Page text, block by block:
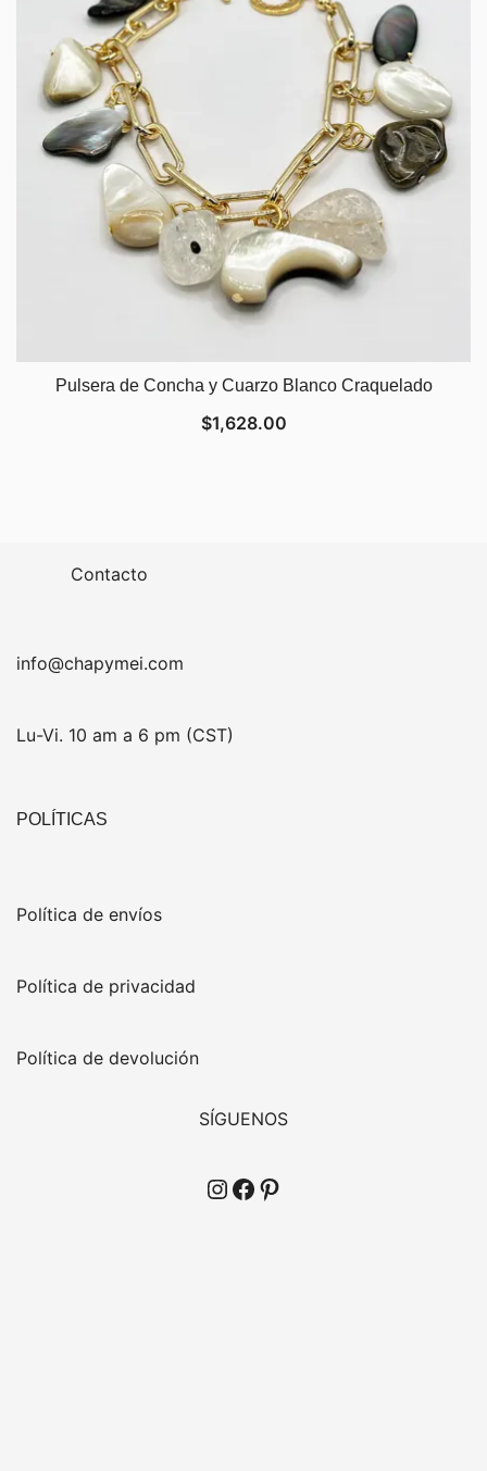
Pulsera de Concha y Cuarzo Blanco Craquelado
$1,628.00
Contacto
info@chapymei.com
Lu-Vi. 10 am a 6 pm (CST)
POLÍTICAS
Política de envíos
Política de privacidad
Política de devolución
SÍGUENOS
Instagram
Facebook
Pinterest